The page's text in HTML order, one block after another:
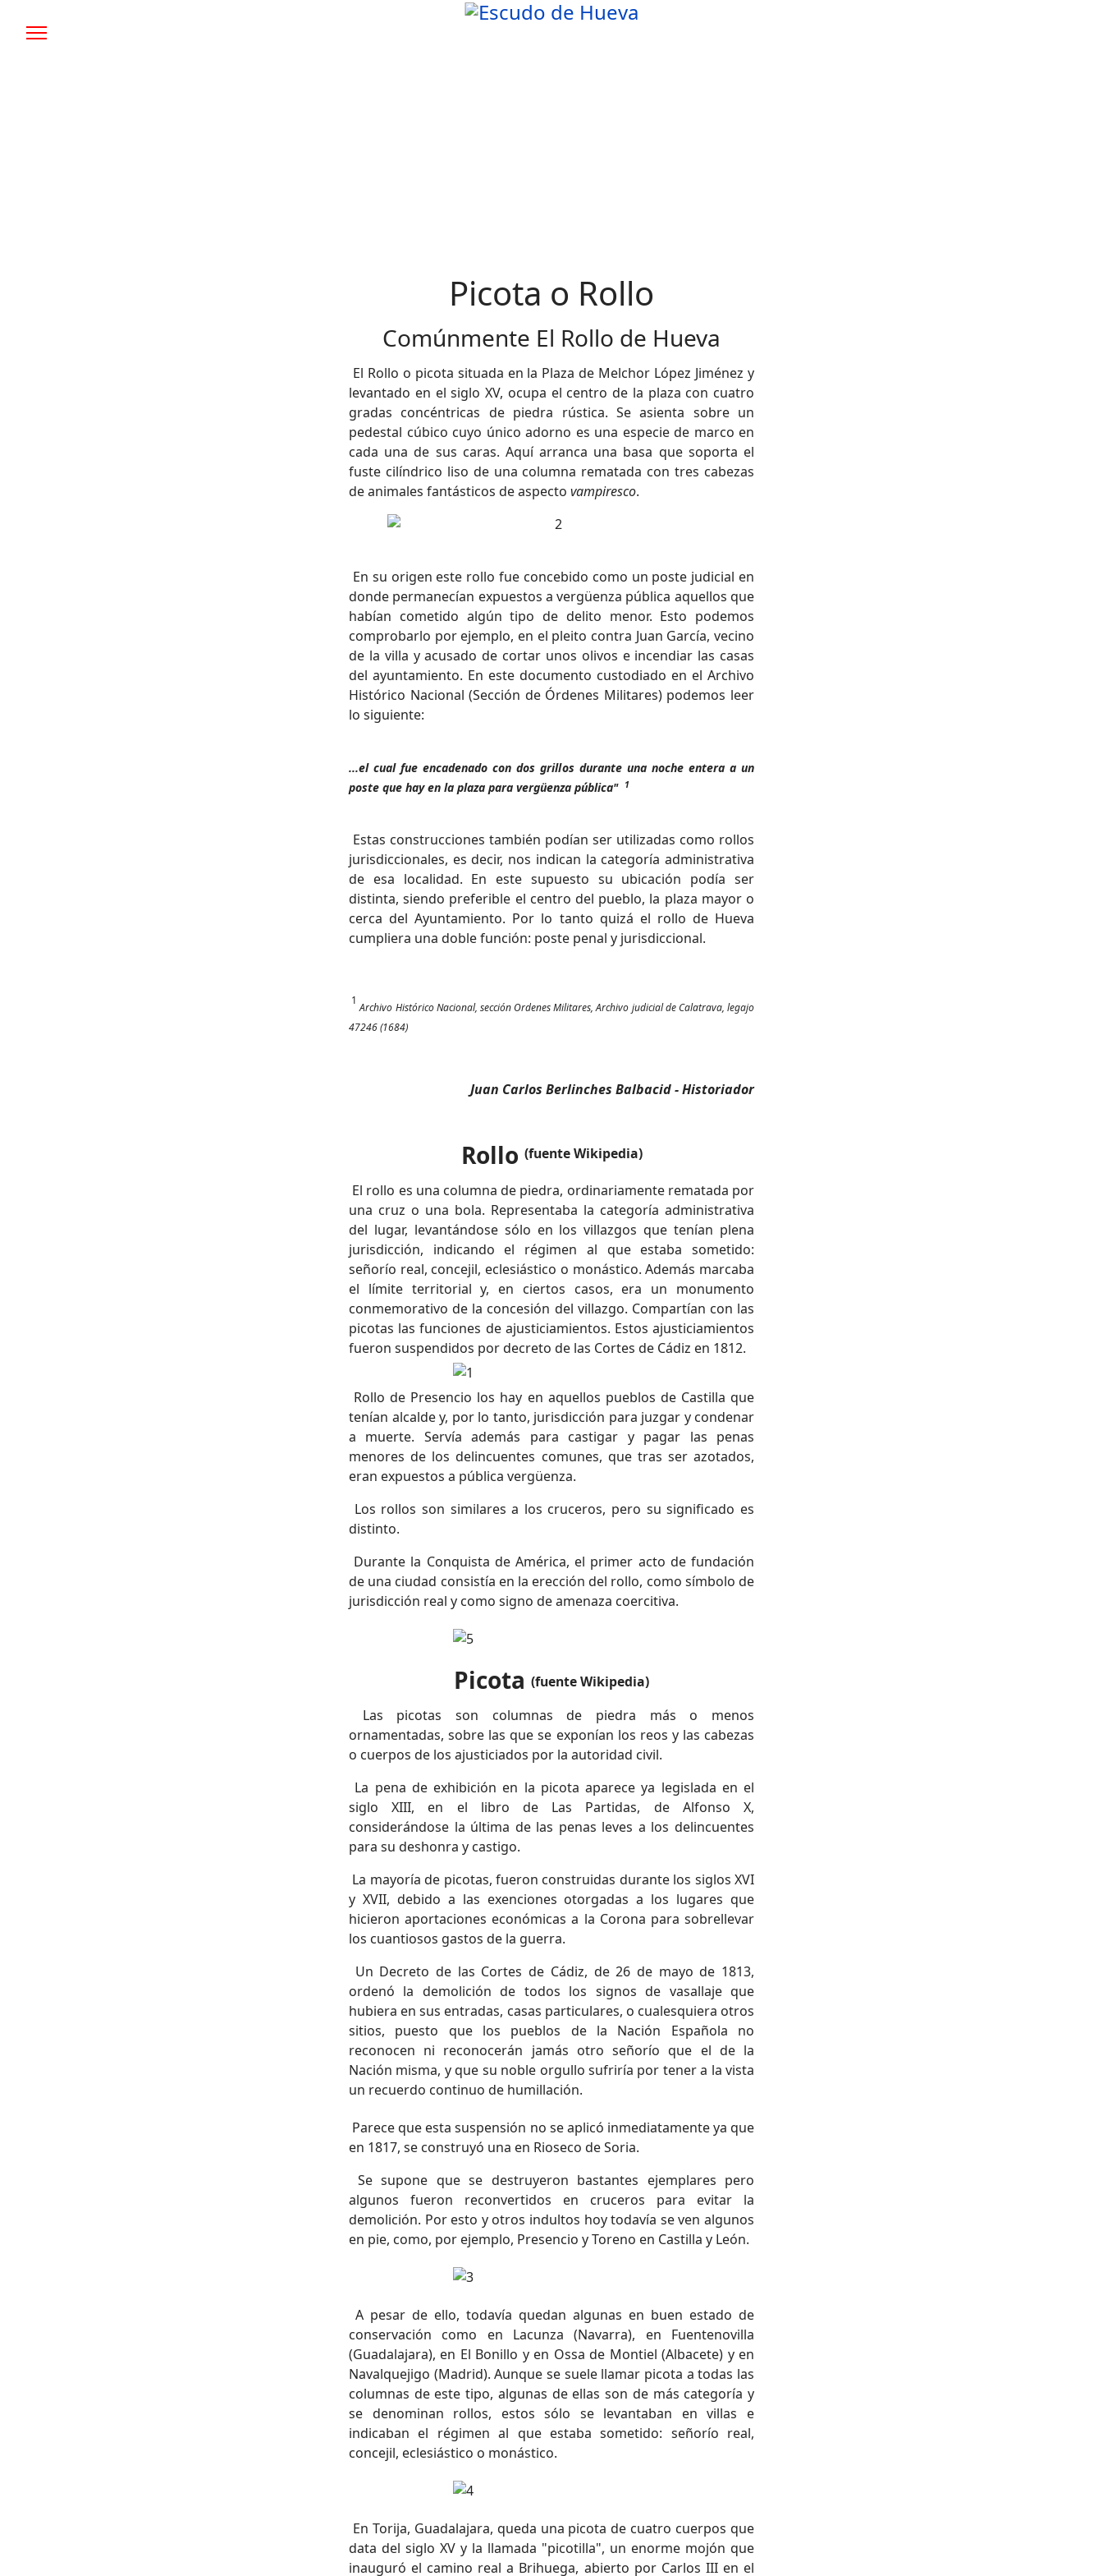
Picota o Rollo
Comúnmente El Rollo de Hueva
El Rollo o picota situada en la Plaza de Melchor López Jiménez y
levantado en el siglo XV, ocupa el centro de la plaza con cuatro
gradas concéntricas de piedra rústica. Se asienta sobre un
pedestal cúbico cuyo único adorno es una especie de marco en
cada una de sus caras. Aquí arranca una basa que soporta el
fuste cilíndrico liso de una columna rematada con tres cabezas
de animales fantásticos de aspecto vampiresco.
En su origen este rollo fue concebido como un poste judicial en
donde permanecían expuestos a vergüenza pública aquellos que
habían cometido algún tipo de delito menor. Esto podemos
comprobarlo por ejemplo, en el pleito contra Juan García, vecino
de la villa y acusado de cortar unos olivos e incendiar las casas
del ayuntamiento. En este documento custodiado en el Archivo
Histórico Nacional (Sección de Órdenes Militares) podemos leer
lo siguiente:
...el cual fue encadenado con dos grillos durante una noche entera a un
poste que hay en la plaza para vergüenza pública" 1
Estas construcciones también podían ser utilizadas como rollos
jurisdiccionales, es decir, nos indican la categoría administrativa
de esa localidad. En este supuesto su ubicación podía ser
distinta, siendo preferible el centro del pueblo, la plaza mayor o
cerca del Ayuntamiento. Por lo tanto quizá el rollo de Hueva
cumpliera una doble función: poste penal y jurisdiccional.
1
Archivo Histórico Nacional, sección Ordenes Militares, Archivo judicial de Calatrava, legajo
47246 (1684)
Juan Carlos Berlinches Balbacid - Historiador
Rollo (fuente Wikipedia)
El rollo es una columna de piedra, ordinariamente rematada por
una cruz o una bola. Representaba la categoría administrativa
del lugar, levantándose sólo en los villazgos que tenían plena
jurisdicción, indicando el régimen al que estaba sometido:
señorío real, concejil, eclesiástico o monástico. Además marcaba
el límite territorial y, en ciertos casos, era un monumento
conmemorativo de la concesión del villazgo. Compartían con las
picotas las funciones de ajusticiamientos. Estos ajusticiamientos
fueron suspendidos por decreto de las Cortes de Cádiz en 1812.
Rollo de Presencio los hay en aquellos pueblos de Castilla que
tenían alcalde y, por lo tanto, jurisdicción para juzgar y condenar
a muerte. Servía además para castigar y pagar las penas
menores de los delincuentes comunes, que tras ser azotados,
eran expuestos a pública vergüenza.
Los rollos son similares a los cruceros, pero su significado es
distinto.
Durante la Conquista de América, el primer acto de fundación
de una ciudad consistía en la erección del rollo, como símbolo de
jurisdicción real y como signo de amenaza coercitiva.
Picota (fuente Wikipedia)
Las picotas son columnas de piedra más o menos
ornamentadas, sobre las que se exponían los reos y las cabezas
o cuerpos de los ajusticiados por la autoridad civil.
La pena de exhibición en la picota aparece ya legislada en el
siglo XIII, en el libro de Las Partidas, de Alfonso X,
considerándose la última de las penas leves a los delincuentes
para su deshonra y castigo.
La mayoría de picotas, fueron construidas durante los siglos XVI
y XVII, debido a las exenciones otorgadas a los lugares que
hicieron aportaciones económicas a la Corona para sobrellevar
los cuantiosos gastos de la guerra.
Un Decreto de las Cortes de Cádiz, de 26 de mayo de 1813,
ordenó la demolición de todos los signos de vasallaje que
hubiera en sus entradas, casas particulares, o cualesquiera otros
sitios, puesto que los pueblos de la Nación Española no
reconocen ni reconocerán jamás otro señorío que el de la
Nación misma, y que su noble orgullo sufriría por tener a la vista
un recuerdo continuo de humillación.
Parece que esta suspensión no se aplicó inmediatamente ya que
en 1817, se construyó una en Rioseco de Soria.
Se supone que se destruyeron bastantes ejemplares pero
algunos fueron reconvertidos en cruceros para evitar la
demolición. Por esto y otros indultos hoy todavía se ven algunos
en pie, como, por ejemplo, Presencio y Toreno en Castilla y León.
A pesar de ello, todavía quedan algunas en buen estado de
conservación como en Lacunza (Navarra), en Fuentenovilla
(Guadalajara), en El Bonillo y en Ossa de Montiel (Albacete) y en
Navalquejigo (Madrid). Aunque se suele llamar picota a todas las
columnas de este tipo, algunas de ellas son de más categoría y
se denominan rollos, estos sólo se levantaban en villas e
indicaban el régimen al que estaba sometido: señorío real,
concejil, eclesiástico o monástico.
En Torija, Guadalajara, queda una picota de cuatro cuerpos que
data del siglo XV y la llamada "picotilla", un enorme mojón que
inauguró el camino real a Brihuega, abierto por Carlos III en el